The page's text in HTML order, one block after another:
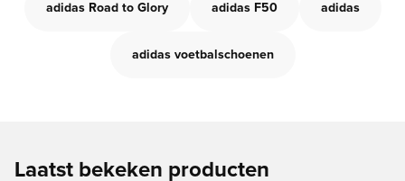
adidas Road to Glory adidas F50 adidas
adidas voetbalschoenen
Laatst bekeken producten